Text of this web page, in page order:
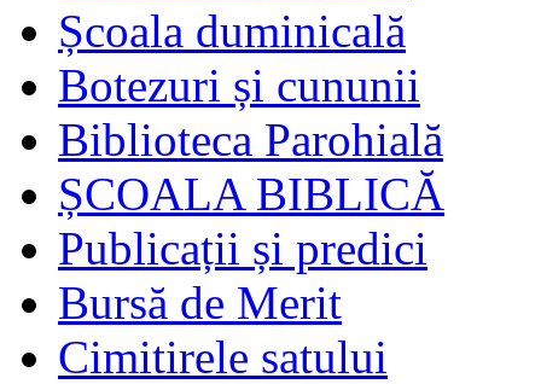
Școala duminicală
Botezuri și cununii
Biblioteca Parohială
ȘCOALA BIBLICĂ
Publicații și predici
Bursă de Merit
Cimitirele satului